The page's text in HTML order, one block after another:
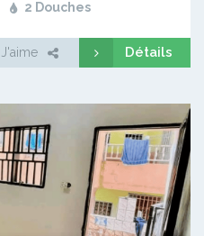
2 Douches
J'aime Détails